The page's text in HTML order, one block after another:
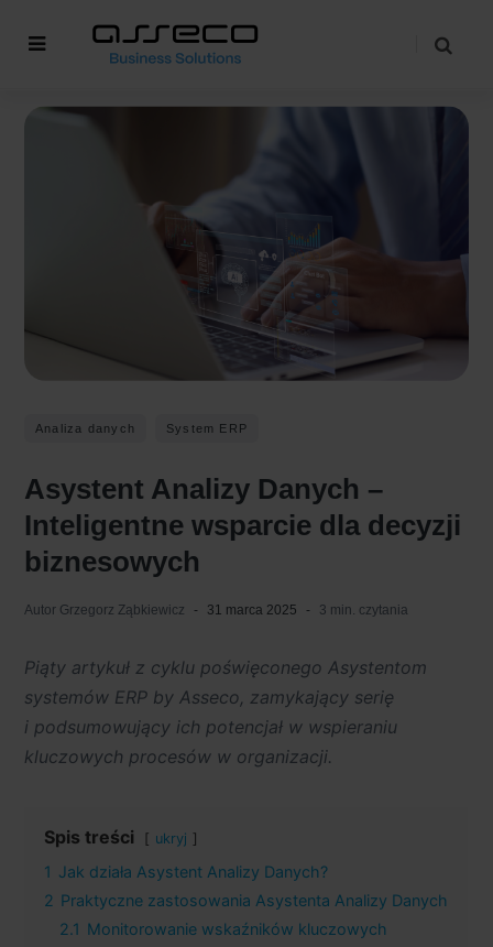
Analiza danych System ERP
Asystent Analizy Danych –
Inteligentne wsparcie dla decyzji
biznesowych
Autor Grzegorz Ząbkiewicz 31 marca 2025 3 min. czytania
Piąty artykuł z cyklu poświęconego Asystentom
systemów ERP by Asseco, zamykający serię
i podsumowujący ich potencjał w wspieraniu
kluczowych procesów w organizacji.
Spis treści ukryj
1 Jak działa Asystent Analizy Danych?
2 Praktyczne zastosowania Asystenta Analizy Danych
2.1 Monitorowanie wskaźników kluczowych